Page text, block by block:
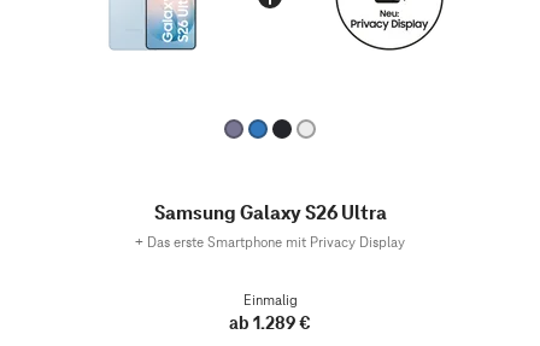
Samsung Galaxy S26 Ultra
+ Das erste Smartphone mit Privacy Display
Einmalig
ab 1.289 €